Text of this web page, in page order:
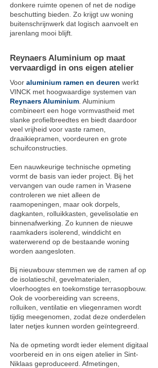
donkere ruimte openen of net de nodige
beschutting bieden. Zo krijgt uw woning
buitenschrijnwerk dat logisch aanvoelt en
jarenlang mooi blijft.
Reynaers Aluminium op maat
vervaardigd in ons eigen atelier
Voor aluminium ramen en deuren werkt
VINCK met hoogwaardige systemen van
Reynaers Aluminium . Aluminium
combineert een hoge vormvastheid met
slanke profielbreedtes en biedt daardoor
veel vrijheid voor vaste ramen,
draaikiepramen, voordeuren en grote
schuifconstructies.
Een nauwkeurige technische opmeting
vormt de basis van ieder project. Bij het
vervangen van oude ramen in Vrasene
controleren we niet alleen de
raamopeningen, maar ook dorpels,
dagkanten, rolluikkasten, gevelisolatie en
binnenafwerking. Zo kunnen de nieuwe
raamkaders isolerend, winddicht en
waterwerend op de bestaande woning
worden aangesloten.
Bij nieuwbouw stemmen we de ramen af op
de isolatieschil, gevelmaterialen,
vloerhoogtes en toekomstige terrasopbouw.
Ook de voorbereiding van screens,
rolluiken, ventilatie en vliegenramen wordt
tijdig meegenomen, zodat deze onderdelen
later netjes kunnen worden geïntegreerd.
Na de opmeting wordt ieder element digitaal
voorbereid en in ons eigen atelier in Sint-
Niklaas geproduceerd. Afmetingen,